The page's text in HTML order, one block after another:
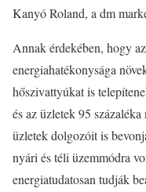
Kanyó Roland, a dm
Annak érdekében, hogy
energiahatékonysága
hőszivattyúkat is
és az üzletek 95
üzletek dolgozóit is
nyári és téli üzemmódra
energiatudatosan tudják